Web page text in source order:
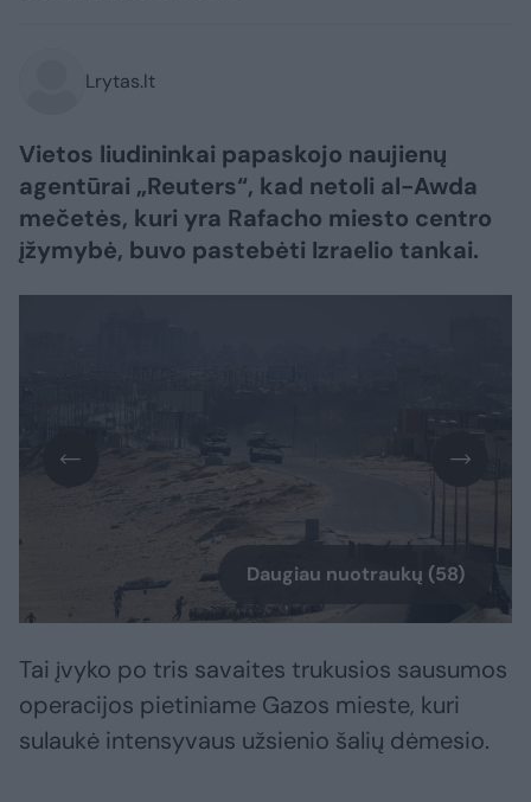
Lrytas.lt
Vietos liudininkai papaskojo naujienų
agentūrai „Reuters“, kad netoli al-Awda
mečetės, kuri yra Rafacho miesto centro
įžymybė, buvo pastebėti Izraelio tankai.
Daugiau nuotraukų (58)
Tai įvyko po tris savaites trukusios sausumos
operacijos pietiniame Gazos mieste, kuri
sulaukė intensyvaus užsienio šalių dėmesio.